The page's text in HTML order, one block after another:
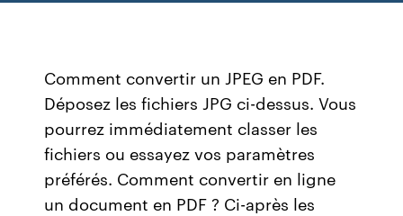
Comment convertir un JPEG en PDF.
Déposez les fichiers JPG ci-dessus. Vous
pourrez immédiatement classer les
fichiers ou essayez vos paramètres
préférés. Comment convertir en ligne
un document en PDF ? Ci-après les